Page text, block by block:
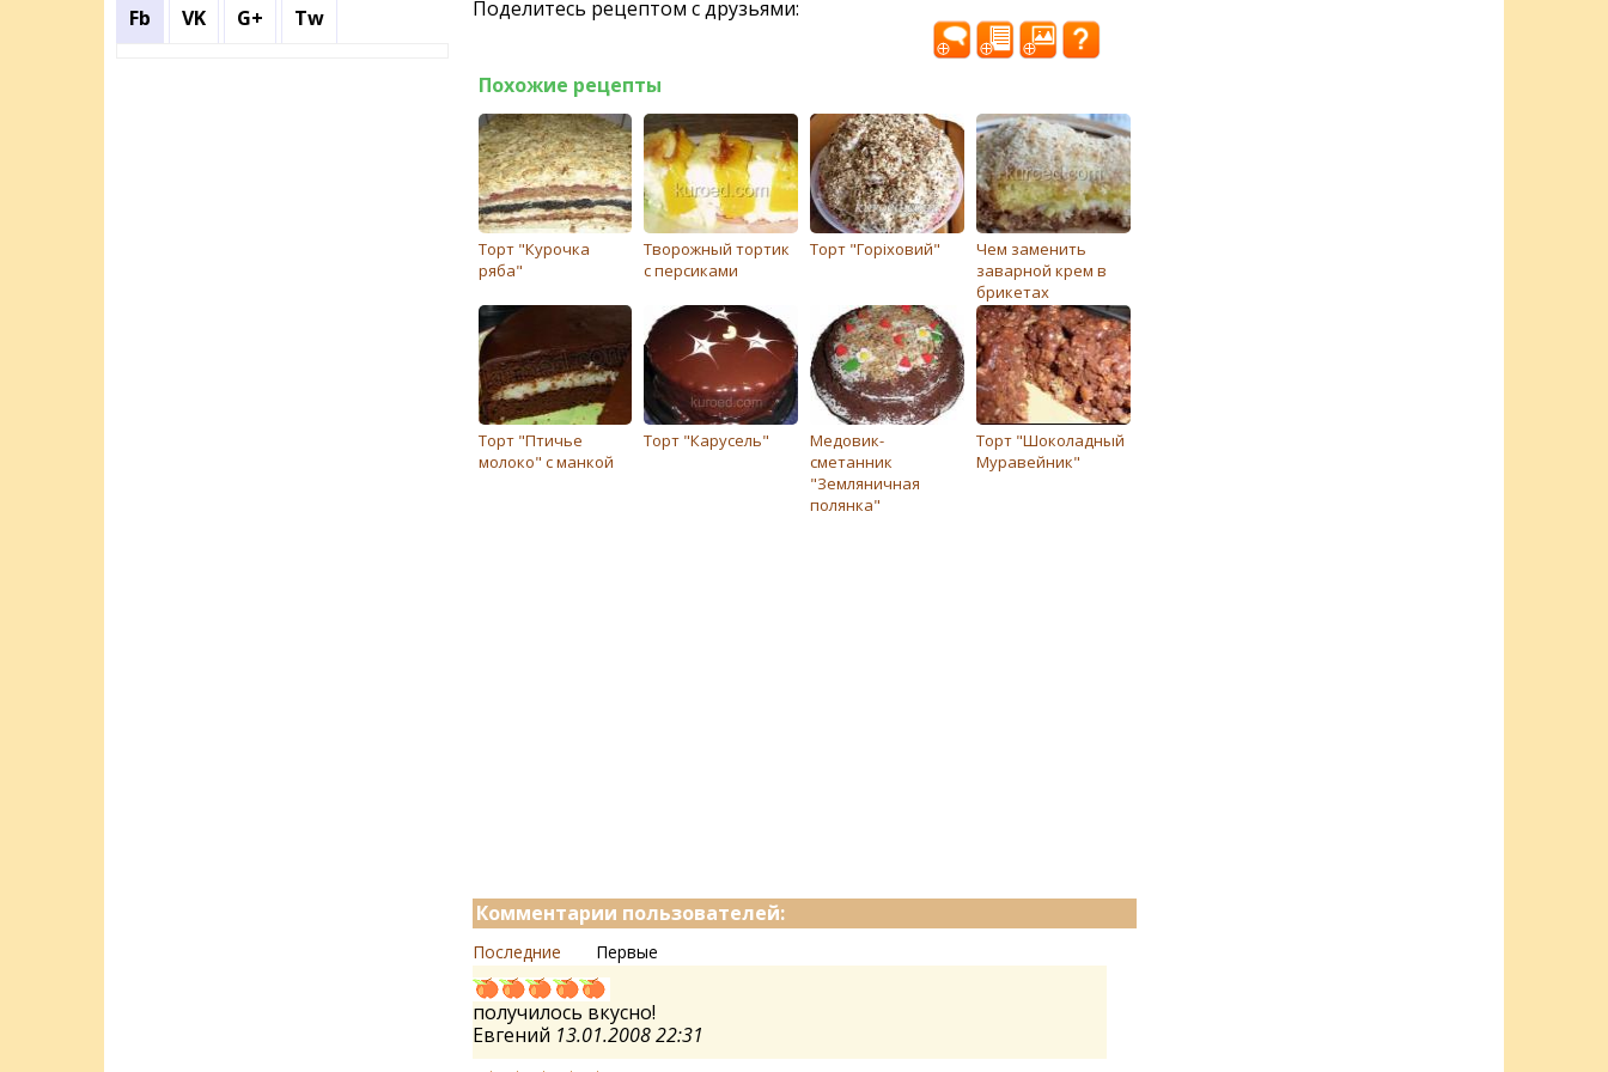
Поделитесь рецептом с друзьями:
Похожие рецепты
Торт "Курочка
ряба"
Творожный тортик
с персиками
Торт "Горіховий"
Чем заменить
заварной крем в
брикетах
Торт "Птичье
молоко" с манкой
Торт "Карусель"
Медовик-
сметанник
"Земляничная
полянка"
Торт "Шоколадный
Муравейник"
Комментарии пользователей:
Последние Первые
получилось вкусно!
Евгений 13.01.2008 22:31
Fb VK G+ Tw